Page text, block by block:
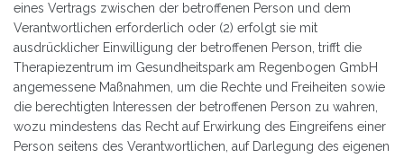
eines Vertrags zwischen der betroffenen Person und dem
Verantwortlichen erforderlich oder (2) erfolgt sie mit
ausdrücklicher Einwilligung der betroffenen Person, trifft die
Therapiezentrum im Gesundheitspark am Regenbogen GmbH
angemessene Maßnahmen, um die Rechte und Freiheiten sowie
die berechtigten Interessen der betroffenen Person zu wahren,
wozu mindestens das Recht auf Erwirkung des Eingreifens einer
Person seitens des Verantwortlichen, auf Darlegung des eigenen